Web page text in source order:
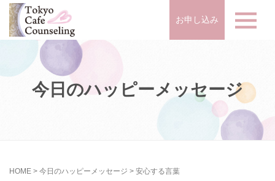
お申し込み
今日のハッピーメッセージ
HOME > 今日のハッピーメッセージ > 安心する言葉